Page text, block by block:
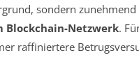
sondern zunehmend
Blockchain-Netzwerk.
raffiniertere